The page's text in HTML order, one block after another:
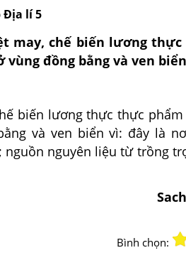
Địa lí 5
may, chế biến lương
đồng bằng và ven
biến lương thực thực
và ven biển vì: đây là
nguyên liệu từ trồng
Bình chọn: